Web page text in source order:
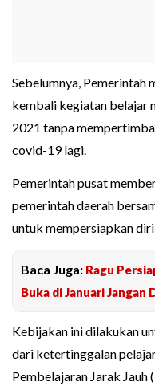
Sebelumnya, Pemerintah
kembali kegiatan belajar
2021 tanpa
covid-19 lagi.
Pemerintah pusat
pemerintah daerah
untuk mempersiapkan
Baca Juga: Ragu
Buka di Januari Jangan
Kebijakan ini dilakukan
dari ketertinggalan
Pembelajaran Jarak Jauh